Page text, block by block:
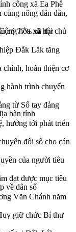
công xã Ea Phê
nông dân dân,
có 77% xã đạt
Đắk Lắk tăng
chính, hoàn thiện cơ
hành trình chuyển
từ Sổ tay đảng
hướng tới phát triển
đổi số cho cán
của người tiêu
đạt được mục tiêu
Văn Chánh năm
giữ chức Bí thư
hòa xã hội chủ
bàn tỉnh
về dân số